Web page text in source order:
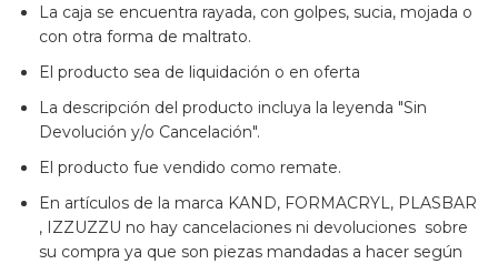
La caja se encuentra rayada, con golpes, sucia, mojada o
con otra forma de maltrato.
El producto sea de liquidación o en oferta
La descripción del producto incluya la leyenda "Sin
Devolución y/o Cancelación".
El producto fue vendido como remate.
En artículos de la marca KAND, FORMACRYL, PLASBAR
, IZZUZZU no hay cancelaciones ni devoluciones sobre
su compra ya que son piezas mandadas a hacer según